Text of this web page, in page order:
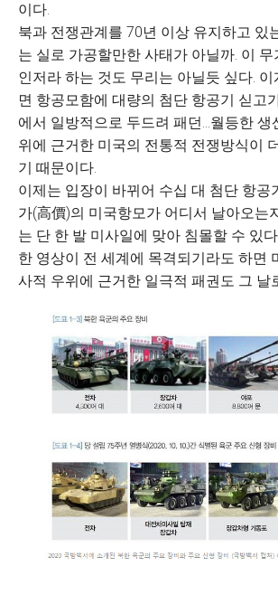
이다.
북과 전쟁관계를 70년 이상 유지하고 있
는 실로 가공할만한 사태가 아닐까. 이
인저라 하는 것도 무리는 아닐듯 싶다.
면 항공모함에 대량의 첨단 항공기 싣고
에서 일방적으로 두드려 패던...월등한 생
위에 근거한 미국의 전통적 전쟁방식이
기 때문이다.
이제는 입장이 바뀌어 수십 대 첨단 항공
가(高價)의 미국항모가 어디서 날아오는
는 단 한 발 미사일에 맞아 침몰할 수 있
한 영상이 전 세계에 목격되기라도 하면
사적 우위에 근거한 일극적 패권도 그 날